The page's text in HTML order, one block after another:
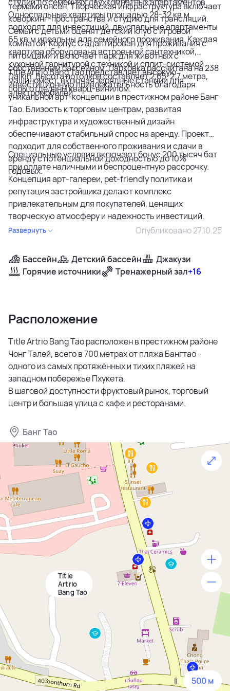
термами онсен. Творческая инфраструктура включает
коворкинг-пространства и студию для трансляций.
Семьи с детьми оценят детский клуб с игровой
комнатой. Корпус C адаптирован для проживания с
питомцами и включает парк для животных с
собственным бассейном. Парковка рассчитана на 238
машиномест, включая зарядные станции для
электромобилей.
Односпальные квартиры площадью 28-32 кв.м
подходят для инвестиций, двуспальные апартаменты
65 кв.м идеальны для семейного проживания. Каждая
квартира оборудована встроенной сантехникой,
кухонной гарнитурой с техникой и сплит-системой
Daikin. Высота потолков составляет 2,65-2,7 метра,
полы отделаны кварц-винилом.
Title Artrio Bang Tao представляет высокую
инвестиционную привлекательность благодаря
уникальной арт-концепции в престижном районе Банг
Тао. Близость к торговым центрам, развитая
инфраструктура и художественный дизайн
обеспечивают стабильный спрос на аренду. Проект
подходит для собственного проживания и сдачи в
аренду с потенциальной доходностью до 10%
годовых.
Специальные условия включают бонус 200 тысяч бат
при оплате наличными и беспроцентную рассрочку.
Концепция арт-галереи, pet-friendly политика и
репутация застройщика делают комплекс
привлекательным для покупателей, ценящих
творческую атмосферу и надежность инвестиций.
Развернуть Опубликовано 27.10.25
Бассейн Детский бассейн
Джакузи
Горячие источники
Тренажерный зал+16
Расположение
Title Artrio Bang Tao расположен в престижном районе
Чонг Талей, всего в 700 метрах от пляжа Бангтао -
одного из самых протяжённых и тихих пляжей на
западном побережье Пхукета.
В шаговой доступности фруктовый рынок, торговый
центр и большая улица с кафе и ресторанами.
Банг Тао
Title
Artrio
Bang Tao
500 м
500 м
1500 м
3 км
5 км